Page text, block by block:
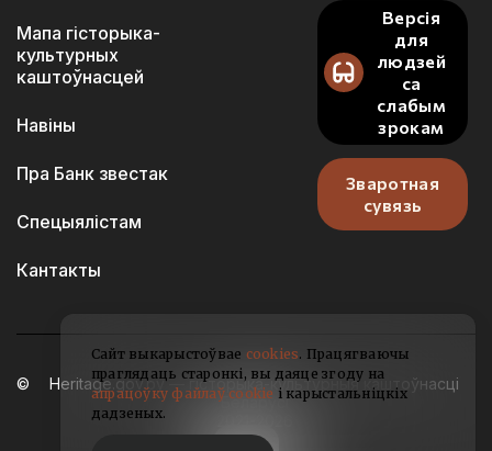
Мапа гісторыка-
культурных
каштоўнасцей
Навіны
Пра Банк звестак
Спецыялістам
Кантакты
Версія
для
людзей
са
слабым
зрокам
Зваротная
сувязь
Heritage.gov.by — гісторыка-культурныя каштоўнасці
Беларусі
Сайт выкарыстоўвае cookies. Працягваючы
праглядаць старонкі, вы даяце згоду на
апрацоўку файлаў cookie і карыстальніцкіх
дадзеных.